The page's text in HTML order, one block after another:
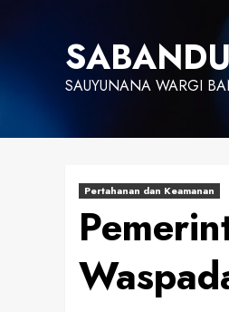
SAUYUNANA WARGI
Pertahanan dan Keamanan